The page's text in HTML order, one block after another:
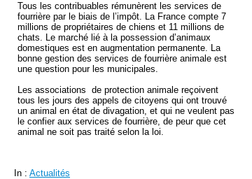
Tous les contribuables rémunèrent les services de
fourrière par le biais de l’impôt. La France compte 7
millions de propriétaires de chiens et 11 millions de
chats. Le marché lié à la possession d’animaux
domestiques est en augmentation permanente. La
bonne gestion des services de fourrière animale est
une question pour les municipales.
Les associations de protection animale reçoivent
tous les jours des appels de citoyens qui ont trouvé
un animal en état de divagation, et qui ne veulent pas
le confier aux services de fourrière, de peur que cet
animal ne soit pas traité selon la loi.
In : Actualités